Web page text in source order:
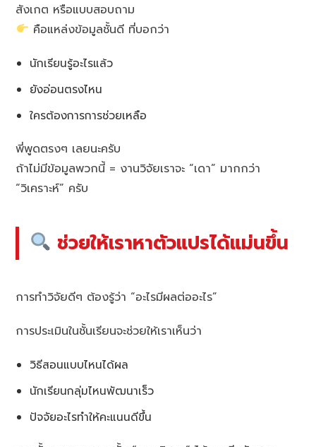
สังเกต หรือแบบสอบถาม
คือแหล่งข้อมูลชั้นดี ที่บอกว่า
นักเรียนรู้อะไรแล้ว
ยังอ่อนตรงไหน
ใครต้องการการช่วยเหลือ
พี่พูดตรงๆ เลยนะครับ
ถ้าไม่มีข้อมูลพวกนี้ = งานวิจัยเราจะ “เดา” มากกว่า
“วิเคราะห์” ครับ
ช่วยให้เราหาตัวแปรได้แม่นขึ้น
การทำวิจัยดีๆ ต้องรู้ว่า “อะไรมีผลต่ออะไร”
การประเมินในชั้นเรียนจะช่วยให้เราเห็นว่า
วิธีสอนแบบไหนได้ผล
นักเรียนกลุ่มไหนพัฒนาเร็ว
ปัจจัยอะไรทำให้คะแนนดีขึ้น